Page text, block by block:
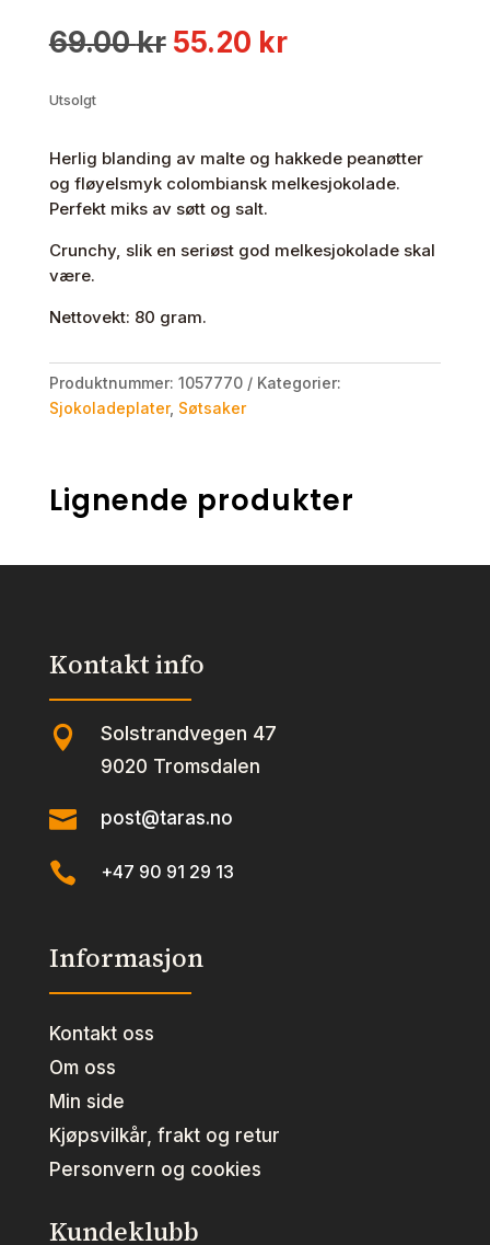
69.00kr Opprinnelig
55.20 krNåværende
Utsolgt
Herlig blanding av malte og hakkede peanøtter
og fløyelsmyk colombiansk melkesjokolade.
Perfekt miks av søtt og salt.
Crunchy, slik en seriøst god melkesjokolade skal
være.
Nettovekt: 80 gram.
Produktnummer: 1057770
Kategorier:
Sjokoladeplater, Søtsaker
Lignende produkter
Kontakt info
 Solstrandvegen 47
9020 Tromsdalen
 post@taras.no
 +47 90 91 29 13
Informasjon
Kontakt oss
Om oss
Min side
Kjøpsvilkår, frakt og retur
Personvern og cookies
Kundeklubb